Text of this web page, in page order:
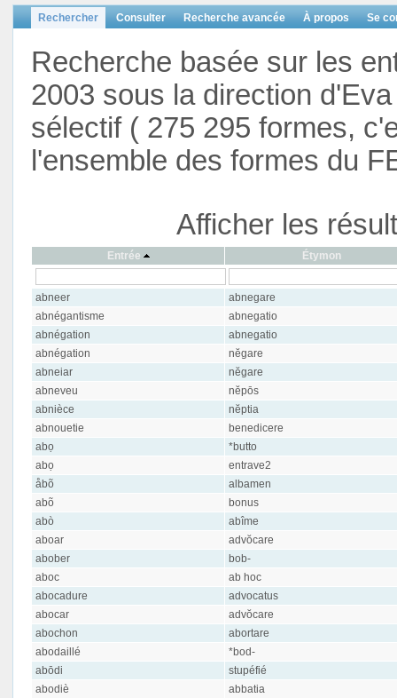
Rechercher Consulter Recherche avancée À propos Se
Recherche basée sur les
2003 sous la direction
sélectif ( 275 295 formes,
l'ensemble des formes du
Afficher les
Entrée Étymon
abneer
abnegare
abnégantisme
abnegatio
abnégation
abnegatio
abnégation
nĕgare
abneiar
nĕgare
abneveu
nĕpōs
abnièce
nĕptia
abnouetie
benedicere
abọ
*butto
abọ
entrave2
åbõ
albamen
abõ
bonus
abò
abîme
aboar
advŏcare
abober
bob-
aboc
ab hoc
abocadure
advocatus
abocar
advŏcare
abochon
abortare
abodaillé
*bod-
abōdi
stupéfié
abodiè
abbatia